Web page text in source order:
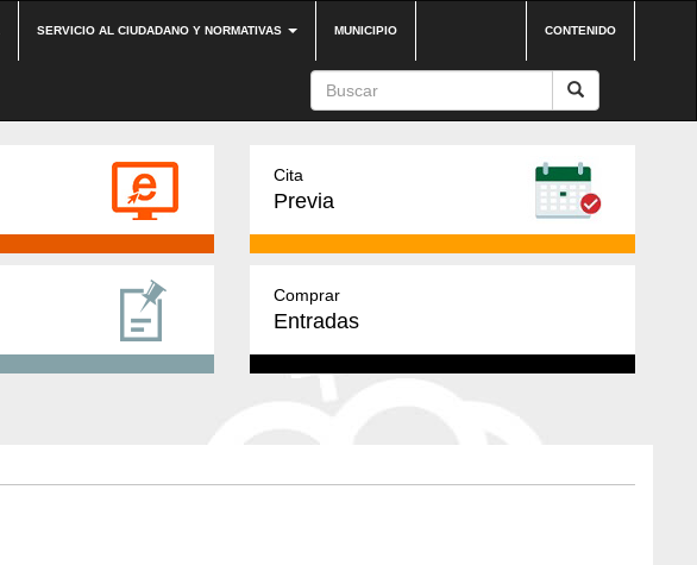
SERVICIO AL CIUDADANO Y NORMATIVAS MUNICIPIO CONTENIDO
Cita
Previa
Comprar
Entradas